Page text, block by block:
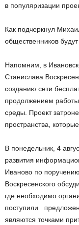
в популяризации
Как подчеркнул
общественников
Напомним, в
Станислава
созданию сети
продолжением
среды. Проект
пространства,
В понедельник, 4
развития
Иваново по
Воскресенского
где необходимо
поступили
являются точками